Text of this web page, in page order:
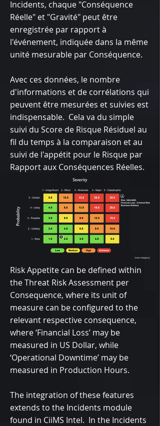
Incidents, chaque "Conséquence
Réelle" et "Gravité" peut être
enregistrée par rapport à
l'événement, indiquée dans la même
unité mesurable par Conséquence.
Avec ces données, le nombre
d'informations et de corrélations qui
peuvent être mesurées et suivies est
indispensable. Cela va du simple
suivi du Score de Risque Résiduel au
fil du temps à la comparaison et au
suivi de l'appétit pour le Risque par
Rapport aux Conséquences Réelles.
Risk Appetite can be defined within
the Threat Risk Assessment per
Consequence, where its unit of
measure can be configured to the
relevant respective consequence,
where ‘Financial Loss’ may be
measured in US Dollar, while
‘Operational Downtime’ may be
measured in Production Hours.
The integration of these features
extends to the Incidents module
found in CiiMS Intel. In the Incidents